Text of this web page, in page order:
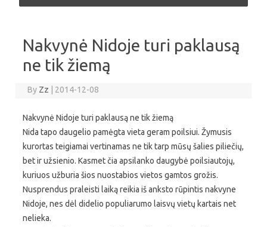
Nakvynė Nidoje turi paklausą
ne tik žiemą
By Zz 2014-12-08
Nakvynė Nidoje turi paklausą ne tik žiemą
Nida tapo daugelio pamėgta vieta geram poilsiui. Žymusis
kurortas teigiamai vertinamas ne tik tarp mūsų šalies piliečių,
bet ir užsienio. Kasmet čia apsilanko daugybė poilsiautojų,
kuriuos užburia šios nuostabios vietos gamtos grožis.
Nusprendus praleisti laiką reikia iš anksto rūpintis nakvyne
Nidoje, nes dėl didelio populiarumo laisvų vietų kartais net
nelieka.